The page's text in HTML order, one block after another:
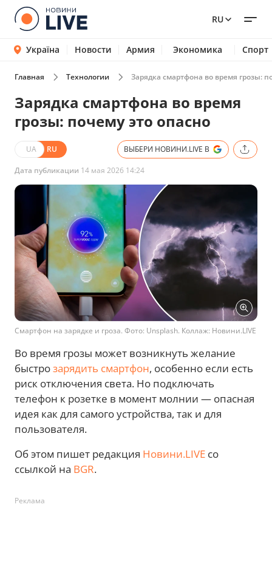
RU
Україна Новости Армия Экономика Спорт
Главная Технологии Зарядка смартфона во время грозы:
Зарядка смартфона во время
грозы: почему это опасно
UA RU ВЫБЕРИ НОВИНИ.LIVE В
Дата публикации 14 мая 2026 14:24
Смартфон на зарядке и гроза. Фото: Unsplash. Коллаж: Новини.LIVE
Во время грозы может возникнуть желание
быстрозарядить смартфон, особенно если есть
риск отключения света. Но подключать
телефон к розетке в момент молнии — опасная
идея как для самого устройства, так и для
пользователя.
Об этом пишет редакция Новини.LIVE со
ссылкой на BGR.
Реклама